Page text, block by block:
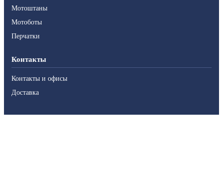
Мотоштаны
Мотоботы
Перчатки
Контакты
Контакты и офисы
Доставка